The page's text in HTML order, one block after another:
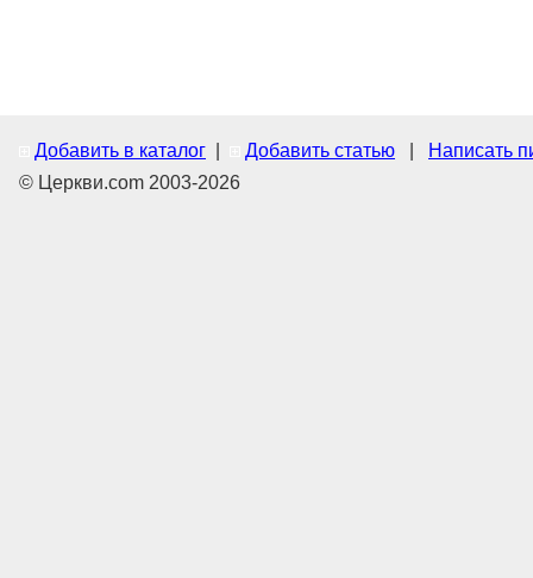
Добавить в каталог Добавить статью
Написать
© Церкви.com 2003-2026